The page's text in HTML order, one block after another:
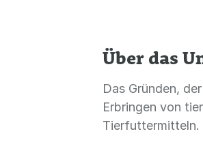
Über das
Das Gründen,
Erbringen von
Tierfuttermitteln.